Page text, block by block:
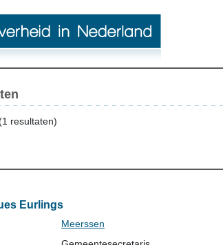
resultaten)
Eurlings
Meerssen